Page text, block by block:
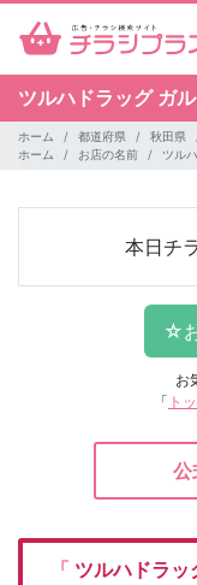
ツルハドラッグ ガ
ホーム 都道府県 秋田県
ホーム
お店の名前 ツル
本日チ
お
「 ト
公
「 ツルハドラッ